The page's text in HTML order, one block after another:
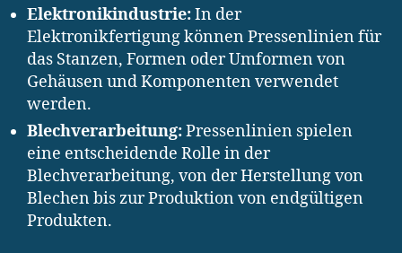
Elektronikindustrie:In der
Elektronikfertigung können Pressenlinien für
das Stanzen, Formen oder Umformen von
Gehäusen und Komponenten verwendet
werden.
Blechverarbeitung:Pressenlinien spielen
eine entscheidende Rolle in der
Blechverarbeitung, von der Herstellung von
Blechen bis zur Produktion von endgültigen
Produkten.